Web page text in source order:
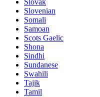
Slovenian
Somali
Samoan
Scots Gaelic
Shona
Sindhi
Sundanese
Swahili
Tajik
Tamil